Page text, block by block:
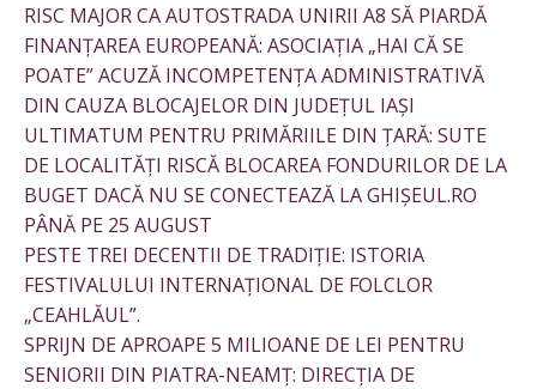
RISC MAJOR CA AUTOSTRADA UNIRII A8 SĂ PIARDĂ
FINANȚAREA EUROPEANĂ: ASOCIAȚIA „HAI CĂ SE
POATE” ACUZĂ INCOMPETENȚA ADMINISTRATIVĂ
DIN CAUZA BLOCAJELOR DIN JUDEȚUL IAȘI
ULTIMATUM PENTRU PRIMĂRIILE DIN ȚARĂ: SUTE
DE LOCALITĂȚI RISCĂ BLOCAREA FONDURILOR DE LA
BUGET DACĂ NU SE CONECTEAZĂ LA GHIȘEUL.RO
PÂNĂ PE 25 AUGUST
PESTE TREI DECENTII DE TRADIȚIE: ISTORIA
FESTIVALULUI INTERNAȚIONAL DE FOLCLOR
„CEAHLĂUL”.
SPRIJN DE APROAPE 5 MILIOANE DE LEI PENTRU
SENIORII DIN PIATRA-NEAMȚ: DIRECȚIA DE